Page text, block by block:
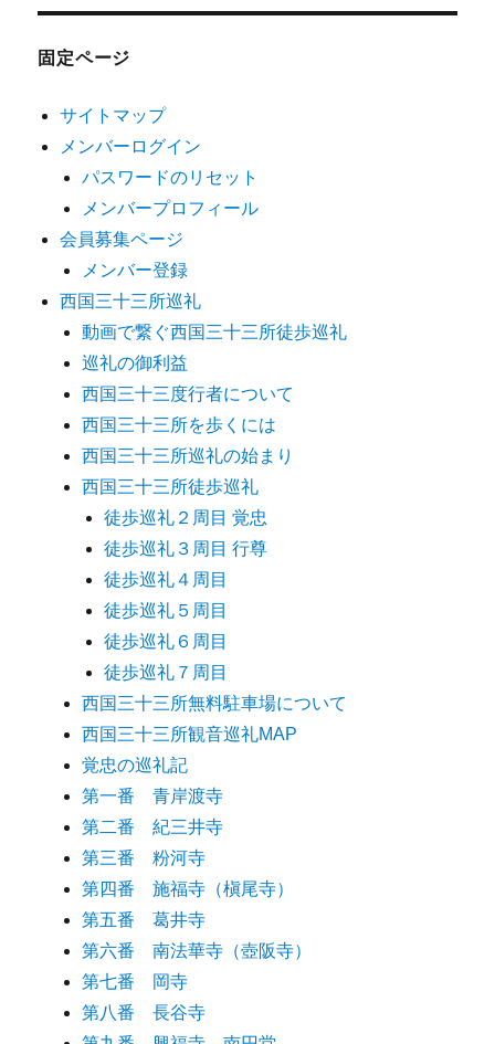
固定ページ
サイトマップ
メンバーログイン
パスワードのリセット
メンバープロフィール
会員募集ページ
メンバー登録
西国三十三所巡礼
動画で繋ぐ西国三十三所徒歩巡礼
巡礼の御利益
西国三十三度行者について
西国三十三所を歩くには
西国三十三所巡礼の始まり
西国三十三所徒歩巡礼
徒歩巡礼２周目 覚忠
徒歩巡礼３周目 行尊
徒歩巡礼４周目
徒歩巡礼５周目
徒歩巡礼６周目
徒歩巡礼７周目
西国三十三所無料駐車場について
西国三十三所観音巡礼MAP
覚忠の巡礼記
第一番 青岸渡寺
第二番 紀三井寺
第三番 粉河寺
第四番 施福寺（槇尾寺）
第五番 葛井寺
第六番 南法華寺（壺阪寺）
第七番 岡寺
第八番 長谷寺